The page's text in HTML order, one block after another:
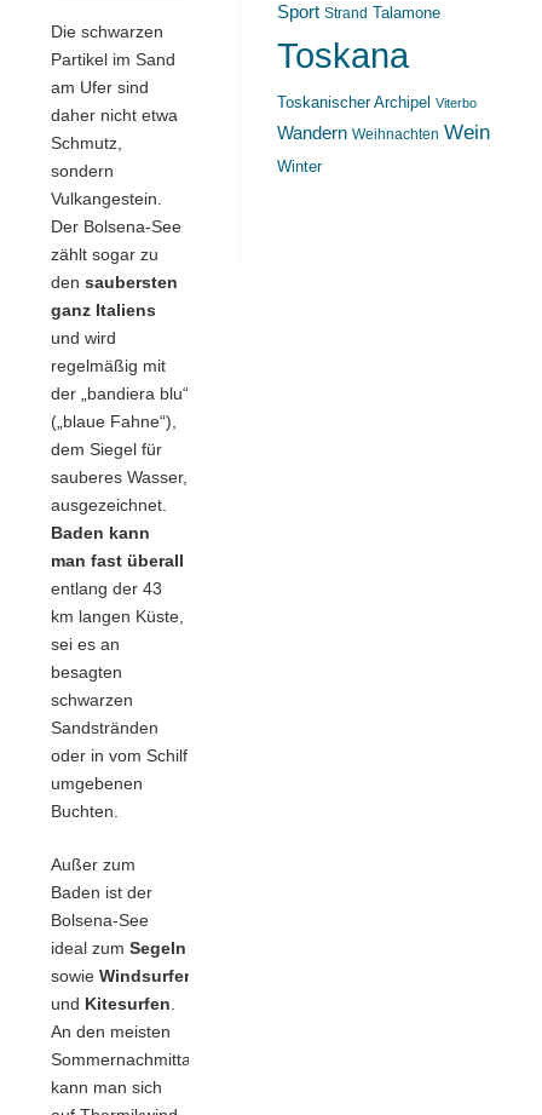
Die schwarzen
Partikel im Sand
am Ufer sind
daher nicht etwa
Schmutz,
sondern
Vulkangestein.
Der Bolsena-See
zählt sogar zu
den saubersten
ganz Italiens
und wird
regelmäßig mit
der „bandiera blu“
(„blaue Fahne“),
dem Siegel für
sauberes Wasser,
ausgezeichnet.
Baden kann
man fast überall
entlang der 43
km langen Küste,
sei es an
besagten
schwarzen
Sandstränden
oder in vom Schilf
umgebenen
Buchten.
Außer zum
Baden ist der
Bolsena-See
ideal zum Segeln
sowie Windsurfen
und Kitesurfen
An den meisten
Sommernachmittagen
kann man sich
Sport Strand Talamone
Toskana
Toskanischer Archipel Viterbo
Wandern Weihnachten Wein
Winter